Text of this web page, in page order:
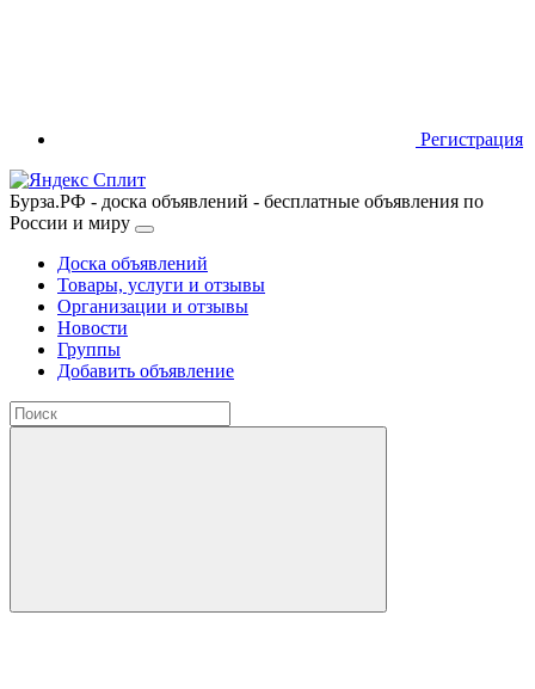
Регистрация
Бурза.РФ - доска объявлений - бесплатные объявления по
России и миру
Доска объявлений
Товары, услуги и отзывы
Организации и отзывы
Новости
Группы
Добавить объявление